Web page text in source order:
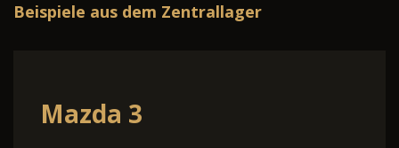
Beispiele aus dem Zentrallager
Mazda 3